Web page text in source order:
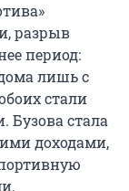
разрыв
период:
лишь с
стали
Бузова стала
доходами,